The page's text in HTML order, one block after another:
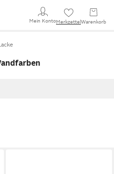
Mein KontoMerkzettel Warenkorb